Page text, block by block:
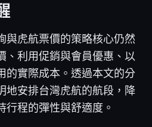
與虎航票價的策略核心仍然
、利用促銷與會員優惠、以
的實際成本。透過本文的分
地安排台灣虎航的航段，降
行程的彈性與舒適度。